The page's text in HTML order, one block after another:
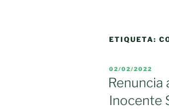
ETIQUETA:
PUBLICADO
EL
02/02/2022
Renuncia
Inocente